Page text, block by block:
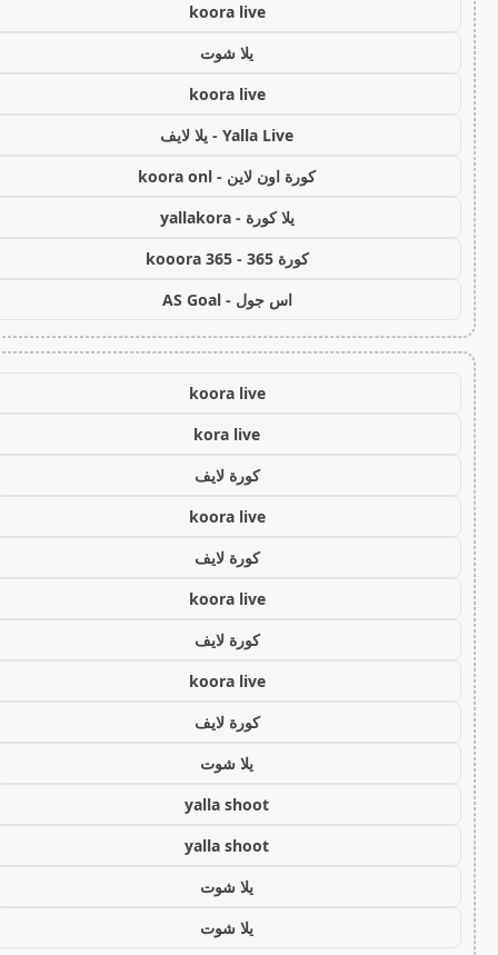
koora live
يلا شوت
koora live
Yalla Live - يلا لايف
كورة اون لاين - koora onl
يلا كورة - yallakora
كورة 365 - kooora 365
اس جول - AS Goal
koora live
kora live
كورة لايف
koora live
كورة لايف
koora live
كورة لايف
koora live
كورة لايف
يلا شوت
yalla shoot
yalla shoot
يلا شوت
يلا شوت